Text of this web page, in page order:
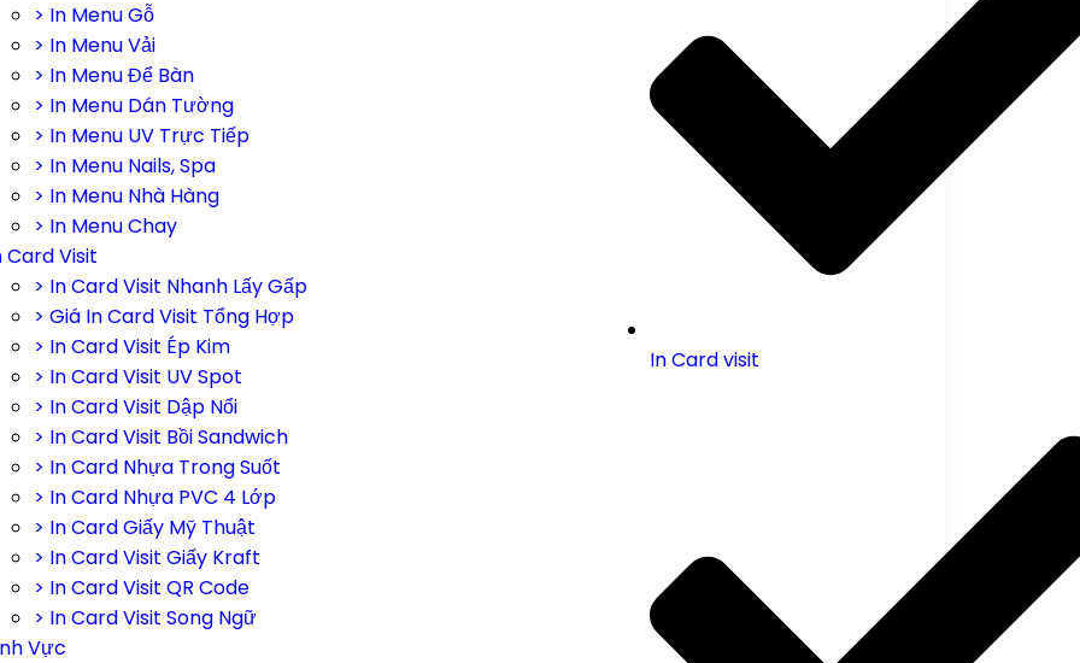
> In Menu Gỗ
> In Menu Vải
> In Menu Để Bàn
> In Menu Dán Tường
> In Menu UV Trực Tiếp
> In Menu Nails, Spa
> In Menu Nhà Hàng
> In Menu Chay
Card Visit
> In Card Visit Nhanh Lấy Gấp
> Giá In Card Visit Tổng Hợp
> In Card Visit Ép Kim
> In Card Visit UV Spot
> In Card Visit Dập Nổi
> In Card Visit Bồi Sandwich
> In Card Nhựa Trong Suốt
> In Card Nhựa PVC 4 Lớp
> In Card Giấy Mỹ Thuật
> In Card Visit Giấy Kraft
> In Card Visit QR Code
> In Card Visit Song Ngữ
Vực
In Card visit